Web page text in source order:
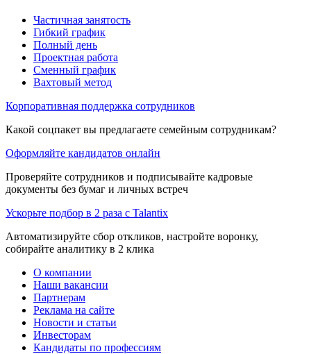
Частичная занятость
Гибкий график
Полный день
Проектная работа
Сменный график
Вахтовый метод
Корпоративная поддержка сотрудников
Какой соцпакет вы предлагаете семейным сотрудникам?
Оформляйте кандидатов онлайн
Проверяйте сотрудников и подписывайте кадровые
документы без бумаг и личных встреч
Ускорьте подбор в 2 раза с Talantix
Автоматизируйте сбор откликов, настройте воронку,
собирайте аналитику в 2 клика
О компании
Наши вакансии
Партнерам
Реклама на сайте
Новости и статьи
Инвесторам
Кандидаты по профессиям